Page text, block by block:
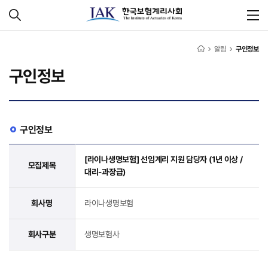
알림 구인정보
구인정보
구인정보
모집제목
[라이나생명보험] 선임계리 지원 담당자 (1년 이상 /
대리-과장급)
회사명 라이나생명보험
회사구분 생명보험사